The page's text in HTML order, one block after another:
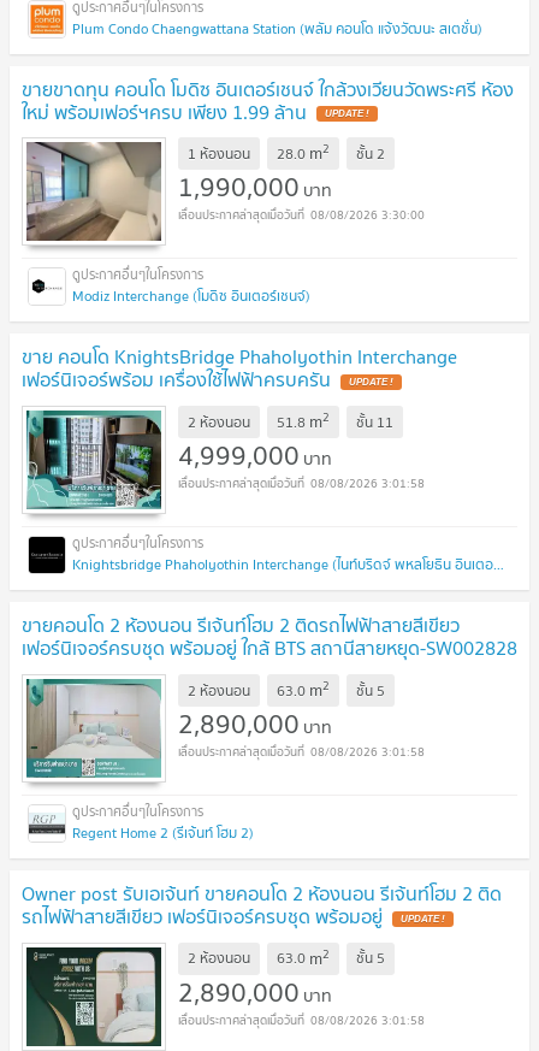
Plum Condo Chaengwattana Station (พลัม คอนโด แจ้งวัฒนะ สเตชั่น)
ขายขาดทุน คอนโด โมดิซ อินเตอร์เชนจ์ ใกล้วงเวียนวัดพระศรี ห้อง
ใหม่ พร้อมเฟอร์ฯครบ เพียง 1.99 ล้าน UPDATE !
1 ห้องนอน 28.0 m2 ชั้น2
1,990,000 บาท
08/08/2026 3:30:00
Modiz Interchange (โมดิซ อินเตอร์เชนจ์)
ขาย คอนโด KnightsBridge Phaholyothin Interchange
เฟอร์นิเจอร์พร้อม เครื่องใช้ไฟฟ้าครบครัน UPDATE !
2 ห้องนอน 51.8 m2 ชั้น 11
4,999,000 บาท
08/08/2026 3:01:58
Knightsbridge Phaholyothin Interchange (ไนท์บริดจ์ พหลโยธิน อินเตอร์เชนจ์)
ขายคอนโด 2 ห้องนอน รีเจ้นท์โฮม 2 ติดรถไฟฟ้าสายสีเขียว
เฟอร์นิเจอร์ครบชุด พร้อมอยู่ ใกล้ BTS สถานีสายหยุด-SW002828
- UPDATE !
2 ห้องนอน 63.0 m2 ชั้น 5
2,890,000 บาท
08/08/2026 3:01:58
Regent Home 2 (รีเจ้นท์ โฮม 2)
Owner post รับเอเจ้นท์ ขายคอนโด 2 ห้องนอน รีเจ้นท์โฮม 2 ติด
รถไฟฟ้าสายสีเขียว เฟอร์นิเจอร์ครบชุด พร้อมอยู่ UPDATE !
2 ห้องนอน 63.0 m2 ชั้น 5
2,890,000 บาท
08/08/2026 3:01:58